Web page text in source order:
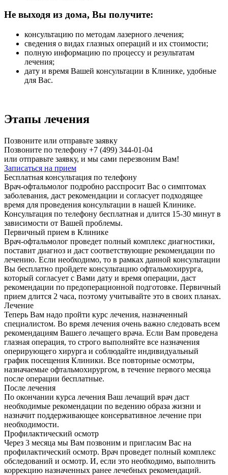
Не выходя из дома, Вы получите:
консультацию по методам лазерного лечения;
сведения о видах глазных операций и их стоимости;
полную информацию по процессу и результатам
лечения;
дату и время Вашей консультации в Клинике, удобные
для Вас.
Этапы лечения
Позвоните или отправьте заявку
Позвоните по телефону +7 (499) 344-01-04
или отправьте заявку, и мы сами перезвоним Вам!
Записаться на прием
Бесплатная консультация по телефону
Врач-офтальмолог подробно расспросит Вас о симптомах
заболевания, даст рекомендации и согласует подходящее
время для проведения консультации в нашей Клинике.
Консультация по телефону бесплатная и длится 15-30 минут в
зависимости от Вашей проблемы.
Первичный прием в Клинике
Врач-офтальмолог проведет полный комплекс диагностики,
поставит диагноз и даст соответствующие рекомендации по
лечению. Если необходимо, то в рамках данной консультации
Вы бесплатно пройдете консультацию офтальмохирурга,
который согласует с Вами дату и время операции, даст
рекомендации по предоперационной подготовке. Первичный
прием длится 2 часа, поэтому учитывайте это в своих планах.
Лечение
Теперь Вам надо пройти курс лечения, назначенный
специалистом. Во время лечения очень важно следовать всем
рекомендациям Вашего лечащего врача. Если Вам проведена
глазная операция, то строго выполняйте все назначения
оперирующего хирурга и соблюдайте индивидуальный
график посещения Клиники. Все повторные осмотры,
назначаемые офтальмохирургом, в течение первого месяца
после операции бесплатные.
После лечения
По окончании курса лечения Ваш лечащий врач даст
необходимые рекомендации по ведению образа жизни и
назначит поддерживающее консервативное лечение при
необходимости.
Профилактический осмотр
Через 3 месяца мы Вам позвоним и пригласим Вас на
профилактический осмотр. Врач проведет полный комплекс
обследований и осмотр. И, если это необходимо, выполнить
коррекцию назначенных ранее лечебных рекомендаций.